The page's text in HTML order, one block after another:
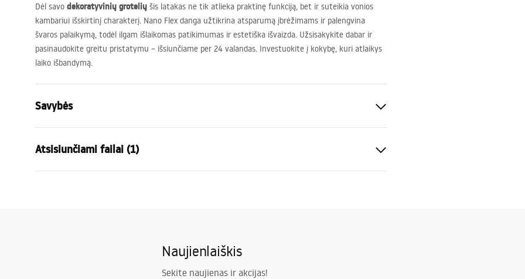
Dėl savo dekoratyvinių grotelių šis latakas ne tik atlieka praktinę funkciją, bet ir suteikia vonios
kambariui išskirtinį charakterį. Nano Flex danga užtikrina atsparumą įbrėžimams ir palengvina
švaros palaikymą, todėl ilgam išlaikomas patikimumas ir estetiška išvaizda. Užsisakykite dabar ir
pasinaudokite greitu pristatymu – išsiunčiame per 24 valandas. Investuokite į kokybę, kuri atlaikys
laiko išbandymą.
Savybės
Sifono tipas
Drenažo ilgis (cm)
100
0,45 l/s
Nano Flex
Atsisiunčiami failai (1)
Naujienlaiškis
Sekite naujienas ir akcijas!